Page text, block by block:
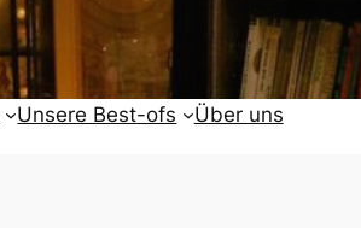
Unsere Best-ofs Über uns